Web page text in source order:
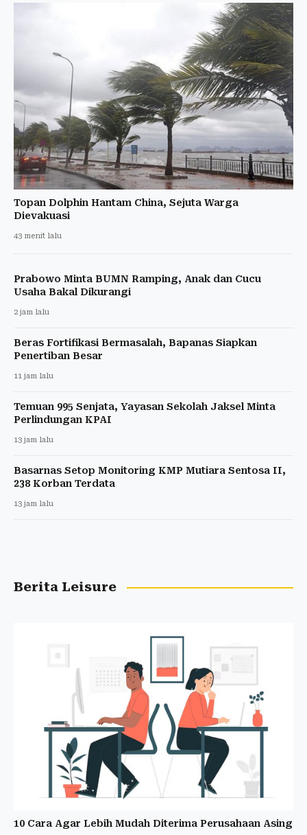
Topan Dolphin Hantam China, Sejuta Warga
Dievakuasi
43 menit lalu
Prabowo Minta BUMN Ramping, Anak dan Cucu
Usaha Bakal Dikurangi
2 jam lalu
Beras Fortifikasi Bermasalah, Bapanas Siapkan
Penertiban Besar
11 jam lalu
Temuan 995 Senjata, Yayasan Sekolah Jaksel Minta
Perlindungan KPAI
13 jam lalu
Basarnas Setop Monitoring KMP Mutiara Sentosa II,
238 Korban Terdata
13 jam lalu
Berita Leisure
10 Cara Agar Lebih Mudah Diterima Perusahaan Asing